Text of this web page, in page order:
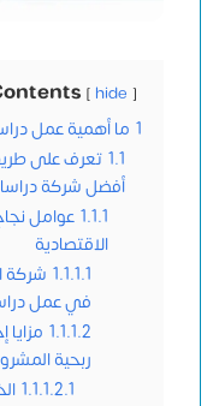
hide
1 ما أهمية عمل
1.1 تعرف على
أفضل شركة
1.1.1 عوامل
الاقتصادية
1.1.1.1
في عمل
1.1.1.2
ربحية
1.1.1.2.1